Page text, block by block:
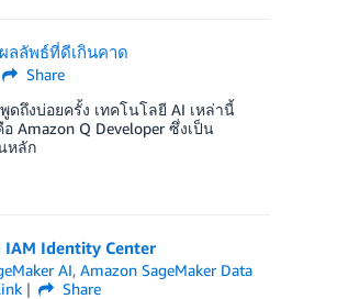
ลลัพธ์ที่ดีเกินคาด
Share
ถึงบ่อยครั้ง เทคโนโลยี AI เหล่านี้
Amazon Q Developer ซึ่งเป็น
หลัก
IAM Identity Center
AI,Amazon SageMaker Data
Share